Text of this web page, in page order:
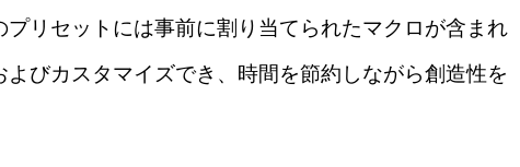
リセットには事前に割り当てられたマクロが含まれ
びカスタマイズでき、時間を節約しながら創造性を